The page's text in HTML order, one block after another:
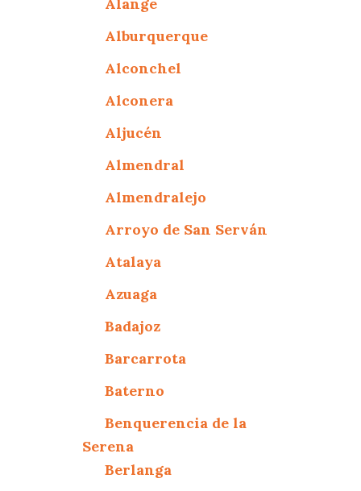
Alburquerque
Alconchel
Alconera
Aljucén
Almendral
Almendralejo
Arroyo de San Serván
Atalaya
Azuaga
Badajoz
Barcarrota
Baterno
Benquerencia de la
Serena
Berlanga